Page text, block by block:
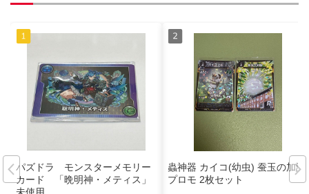
パズドラ モンスターメモリー
カード 「晩明神・メティス」
蟲神器 カイコ(幼虫) 蚕玉の加護
プロモ 2枚セット